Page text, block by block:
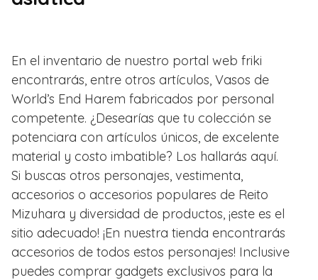
En el inventario de nuestro portal web friki
encontrarás, entre otros artículos, Vasos de
World’s End Harem fabricados por personal
competente. ¿Desearías que tu colección se
potenciara con artículos únicos, de excelente
material y costo imbatible? Los hallarás aquí.
Si buscas otros personajes, vestimenta,
accesorios o accesorios populares de Reito
Mizuhara y diversidad de productos, ¡este es el
sitio adecuado! ¡En nuestra tienda encontrarás
accesorios de todos estos personajes! Inclusive
puedes comprar gadgets exclusivos para la